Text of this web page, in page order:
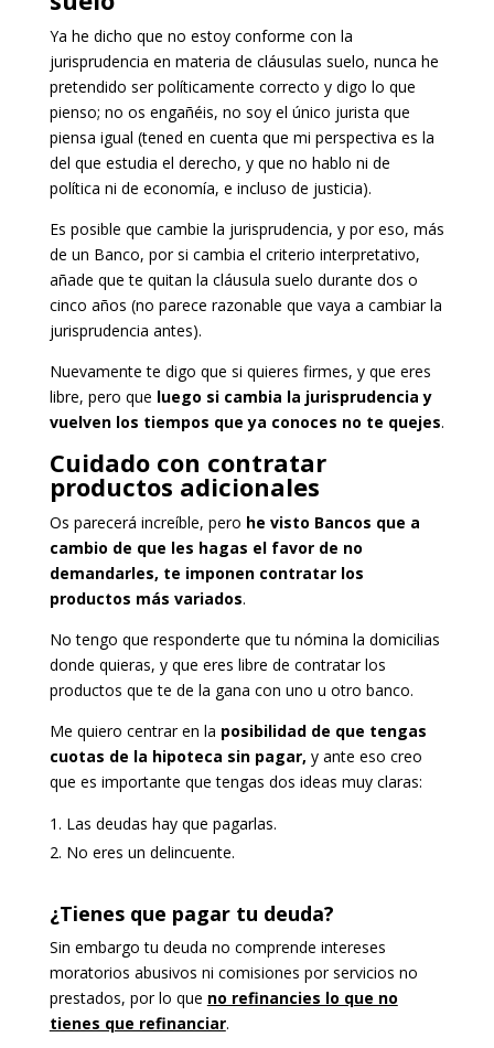
Ya he dicho que no estoy conforme con la
jurisprudencia en materia de cláusulas suelo, nunca he
pretendido ser políticamente correcto y digo lo que
pienso; no os engañéis, no soy el único jurista que
piensa igual (tened en cuenta que mi perspectiva es la
del que estudia el derecho, y que no hablo ni de
política ni de economía, e incluso de justicia).
Es posible que cambie la jurisprudencia, y por eso, más
de un Banco, por si cambia el criterio interpretativo,
añade que te quitan la cláusula suelo durante dos o
cinco años (no parece razonable que vaya a cambiar la
jurisprudencia antes).
Nuevamente te digo que si quieres firmes, y que eres
libre, pero que luego si cambia la jurisprudencia y
vuelven los tiempos que ya conoces no te quejes.
Cuidado con contratar
productos adicionales
Os parecerá increíble, pero he visto Bancos que a
cambio de que les hagas el favor de no
demandarles, te imponen contratar los
productos más variados.
No tengo que responderte que tu nómina la domicilias
donde quieras, y que eres libre de contratar los
productos que te de la gana con uno u otro banco.
Me quiero centrar en la posibilidad de que tengas
cuotas de la hipoteca sin pagar, y ante eso creo
que es importante que tengas dos ideas muy claras:
Las deudas hay que pagarlas.
No eres un delincuente.
¿Tienes que pagar tu deuda?
Sin embargo tu deuda no comprende intereses
moratorios abusivos ni comisiones por servicios no
prestados, por lo que no refinancies lo que no
tienes que refinanciar.